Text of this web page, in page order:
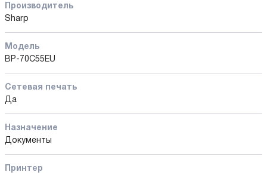
Производитель
Sharp
Модель
BP-70C55EU
Сетевая печать
Да
Назначение
Документы
Принтер